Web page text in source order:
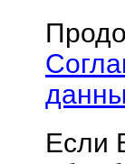
Если